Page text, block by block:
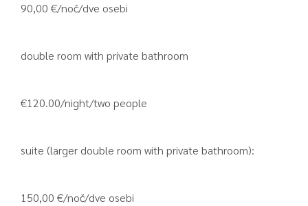
90,00 €/noč/dve osebi
double room with private bathroom
€120.00/night/two people
suite (larger double room with private bathroom):
150,00 €/noč/dve osebi